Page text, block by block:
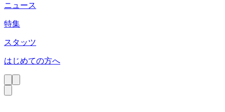
ニュース
特集
スタッツ
はじめての方へ